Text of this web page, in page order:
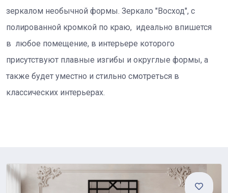
зеркалом необычной формы. Зеркало "Восход", с
полированной кромкой по краю, идеально впишется
в любое помещение, в интерьере которого
присутствуют плавные изгибы и округлые формы, а
также будет уместно и стильно смотреться в
классических интерьерах.